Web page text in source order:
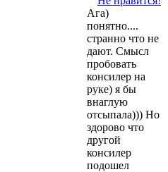
Ага)
понятно....
странно что не
дают. Смысл
пробовать
консилер на
руке) я бы
внаглую
отсыпала))) Но
здорово что
другой
консилер
подошел